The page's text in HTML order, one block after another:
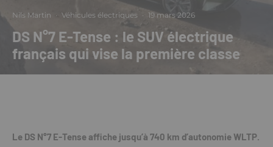
Nils Martin · Véhicules électriques · 19 mars 2026
DS N°7 E-Tense : le SUV électrique
français qui vise la première classe
Le DS N°7 E-Tense affiche jusqu’à 740 km d’autonomie WLTP.